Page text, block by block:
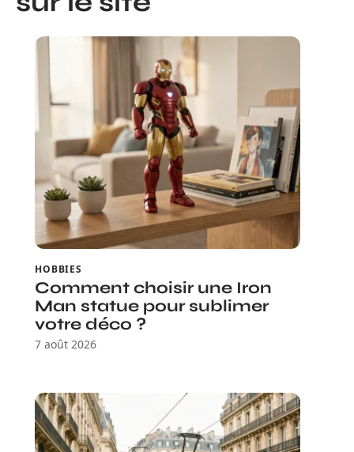
HOBBIES
Comment choisir une Iron
Man statue pour sublimer
votre déco ?
7 août 2026